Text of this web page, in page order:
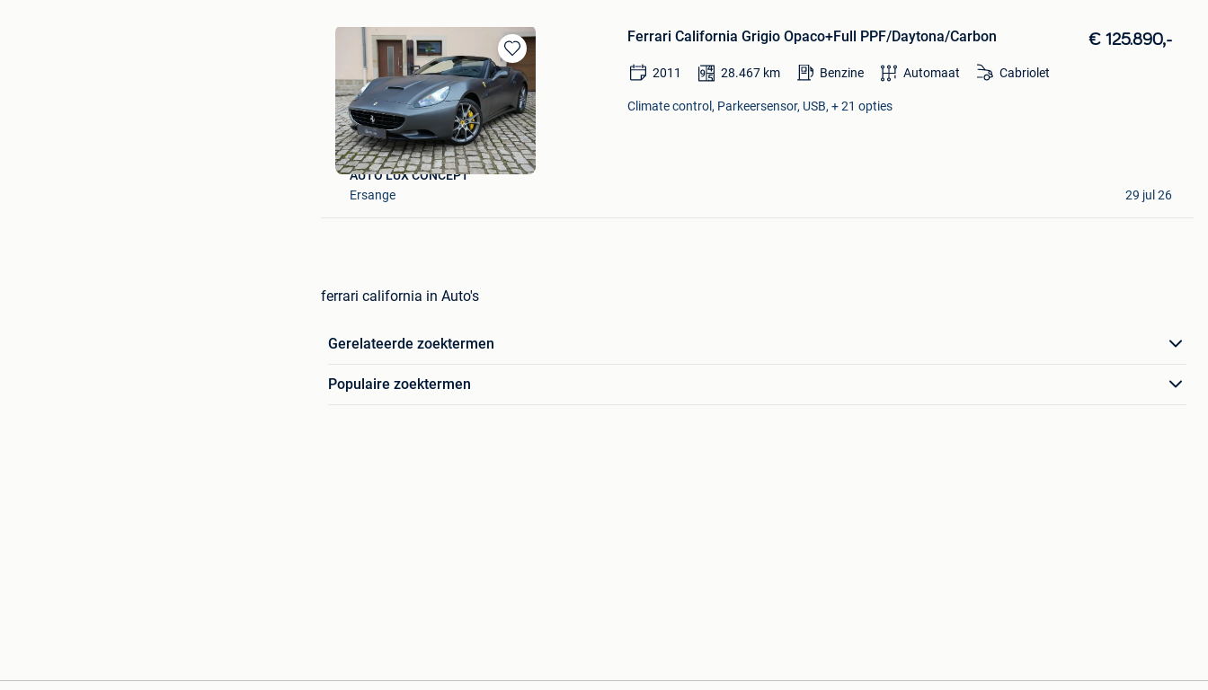
Bewaren
in
Mijn
Favorieten
Ferrari California Grigio Opaco+Full PPF/Daytona/Carbon € 125.890,-
2011 28.467 km Benzine Automaat Cabriolet
Climate control, Parkeersensor, USB, + 21 opties
AUTO LUX CONCEPT
Ersange
29 jul 26
ferrari california in Auto's
Gerelateerde zoektermen
Populaire zoektermen